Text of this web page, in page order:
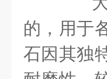
的，用于
石因其独